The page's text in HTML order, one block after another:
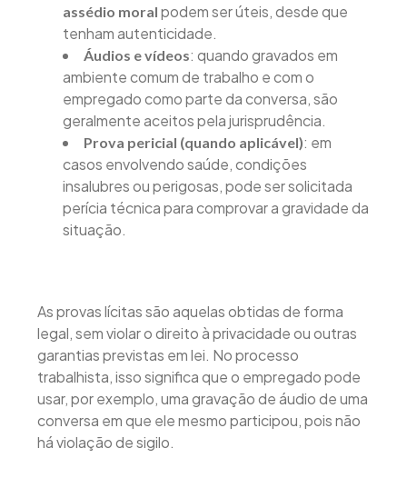
assédio moral podem ser úteis, desde que
tenham autenticidade.
Áudios e vídeos: quando gravados em
ambiente comum de trabalho e com o
empregado como parte da conversa, são
geralmente aceitos pela jurisprudência.
Prova pericial (quando aplicável): em
casos envolvendo saúde, condições
insalubres ou perigosas, pode ser solicitada
perícia técnica para comprovar a gravidade da
situação.
As provas lícitas são aquelas obtidas de forma
legal, sem violar o direito à privacidade ou outras
garantias previstas em lei. No processo
trabalhista, isso significa que o empregado pode
usar, por exemplo, uma gravação de áudio de uma
conversa em que ele mesmo participou, pois não
há violação de sigilo.